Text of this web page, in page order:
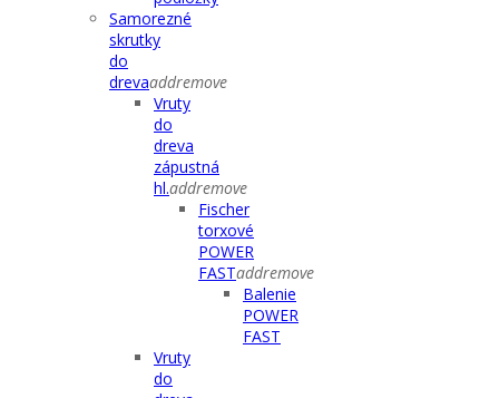
Samorezné
skrutky
do
drevaaddremove
Vruty
do
dreva
zápustná
hl.addremove
Fischer
torxové
POWER
FASTaddremove
Balenie
POWER
FAST
Vruty
do